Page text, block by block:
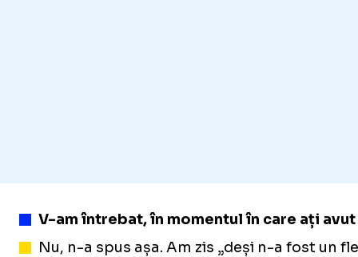
V-am întrebat, în momentul în care ați
Nu, n-a spus așa. Am zis „deși n-a fost un